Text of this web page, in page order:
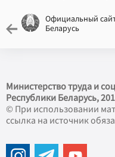
Официальный
Беларусь
Министерство труда и
Республики Беларусь,
© При использовании
ссылка на источник